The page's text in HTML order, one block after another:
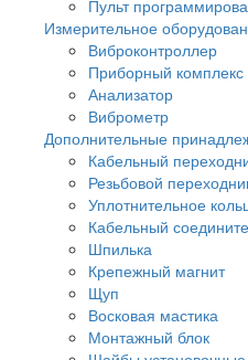
Пульт
Измерительное
Виброконтроллер
Приборный комплекс
Анализатор
Виброметр
Дополнительные
Кабельный
Резьбовой
Уплотнительное
Кабельный
Шпилька
Крепежный магнит
Щуп
Восковая мастика
Монтажный блок